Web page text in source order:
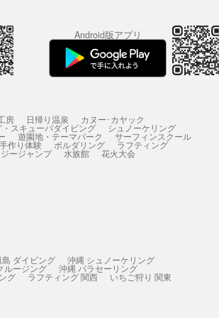
Android版アプリ
房 日帰り温泉 カヌー･カヤック
スキューバダイビング シュノーケリング
遊園地・テーマパーク サーフィンスクール
作り体験 ボルダリング ラフティング
ージャンプ 水族館 花火大会
ダイビング 沖縄 シュノーケリング
ルージング 沖縄 パラセーリング
グ ラフティング 関西 いちご狩り 関東